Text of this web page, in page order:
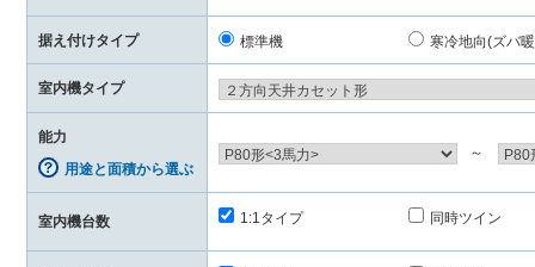
据え付けタイプ 標準機 寒冷地向(ズバ
室内機タイプ
能力
用途と面積から選ぶ
～
室内機台数 1:1タイプ 同時ツイン